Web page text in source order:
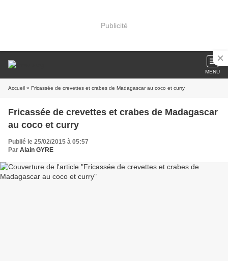
Publicité
MENU
Accueil » Fricassée de crevettes et crabes de Madagascar au coco et curry
Fricassée de crevettes et crabes de Madagascar
au coco et curry
Publié le 25/02/2015 à 05:57
Par Alain GYRE